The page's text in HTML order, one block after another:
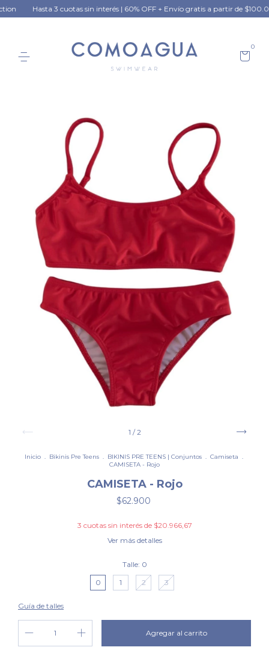
Hasta 3 cuotas sin interés | 60% OFF + Envío gratis a partir de $100.000
0
1 /2
Inicio . Bikinis Pre Teens . BIKINIS PRE TEENS | Conjuntos . Camiseta .
CAMISETA - Rojo
CAMISETA - Rojo
$62.900
3 cuotas sin interés de $20.966,67
Ver más detalles
Talle: 0
0
1 2 3
Guía de talles